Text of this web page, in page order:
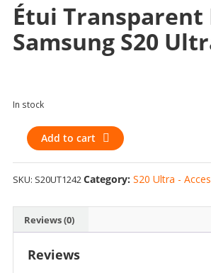
Étui Transparent
Samsung S20
In stock
Étui
transparent
pour
Samsung
Ultra
quantity
Add to cart
SKU: S20UT1242Category: S20 Ultra -
Reviews (0)
Reviews